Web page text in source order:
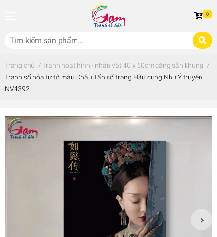
0
Trang chủ / Tranh hoạt hình - nhân vật 40 x 50cm căng sẵn khung /
Tranh số hóa tự tô màu Châu Tấn cổ trang Hậu cung Như Ý truyện
NV4392